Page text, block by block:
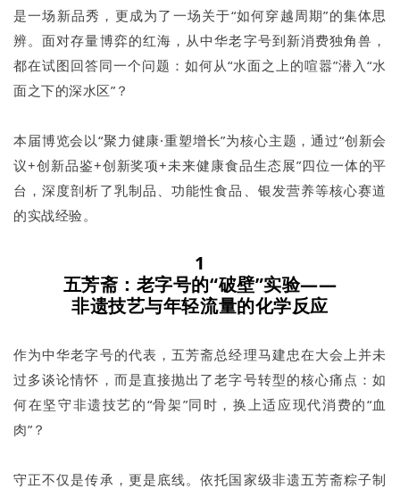
是一场新品秀，更成为了一场关于“如何穿越周期”的集体思
辨。面对存量博弈的红海，从中华老字号到新消费独角兽，
都在试图回答同一个问题：如何从“水面之上的喧嚣”潜入“水
面之下的深水区”？
本届博览会以“聚力健康·重塑增长”为核心主题，通过“创新会
议+创新品鉴+创新奖项+未来健康食品生态展”四位一体的平
台，深度剖析了乳制品、功能性食品、银发营养等核心赛道
的实战经验。
1
五芳斋：老字号的“破壁”实验——
非遗技艺与年轻流量的化学反应
作为中华老字号的代表，五芳斋总经理马建忠在大会上并未
过多谈论情怀，而是直接抛出了老字号转型的核心痛点：如
何在坚守非遗技艺的“骨架”同时，换上适应现代消费的“血
肉”？
守正不仅是传承，更是底线。依托国家级非遗五芳斋粽子制